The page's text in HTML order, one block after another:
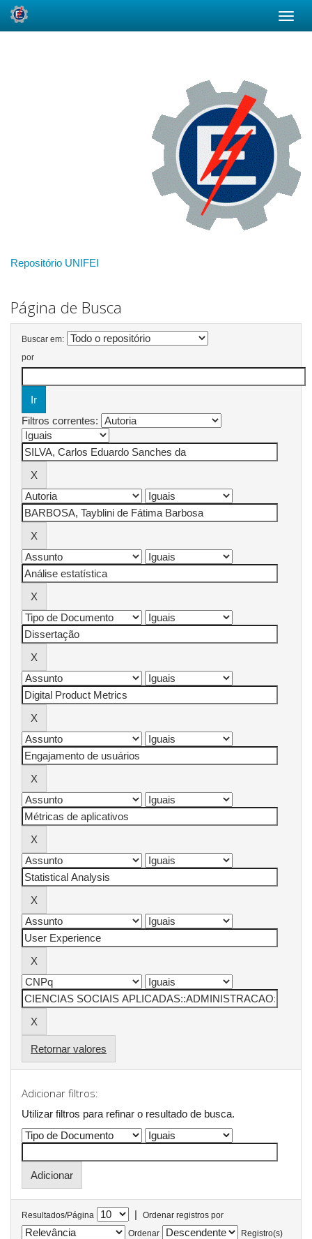
Repositório UNIFEI
Página de Busca
Buscar em:
por
Filtros correntes:
Retornar valores
Adicionar filtros:
Utilizar filtros para refinar o resultado de busca.
Resultados/Página |
Ordenar registros por
Ordenar
Registro(s)